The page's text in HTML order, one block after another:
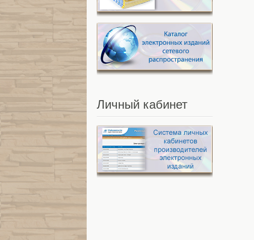
Личный кабинет